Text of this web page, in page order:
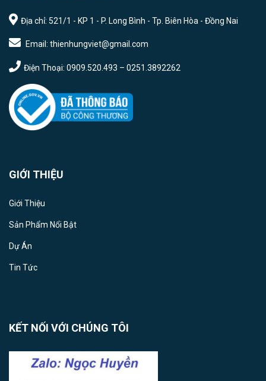
Địa chỉ: 521/1 - KP 1 - P. Long Bình - Tp. Biên Hòa - Đồng Nai
Email: thienhungviet@gmail.com
Điện Thoại: 0909.520.493 – 0251.3892262
GIỚI THIỆU
Giới Thiệu
Sản Phẩm Nổi Bật
Dự Án
Tin Tức
KẾT NỐI VỚI CHÚNG TÔI